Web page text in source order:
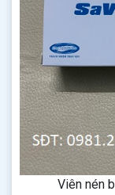
Viên nén